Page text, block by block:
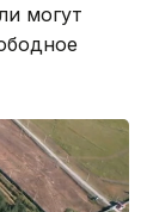
могут